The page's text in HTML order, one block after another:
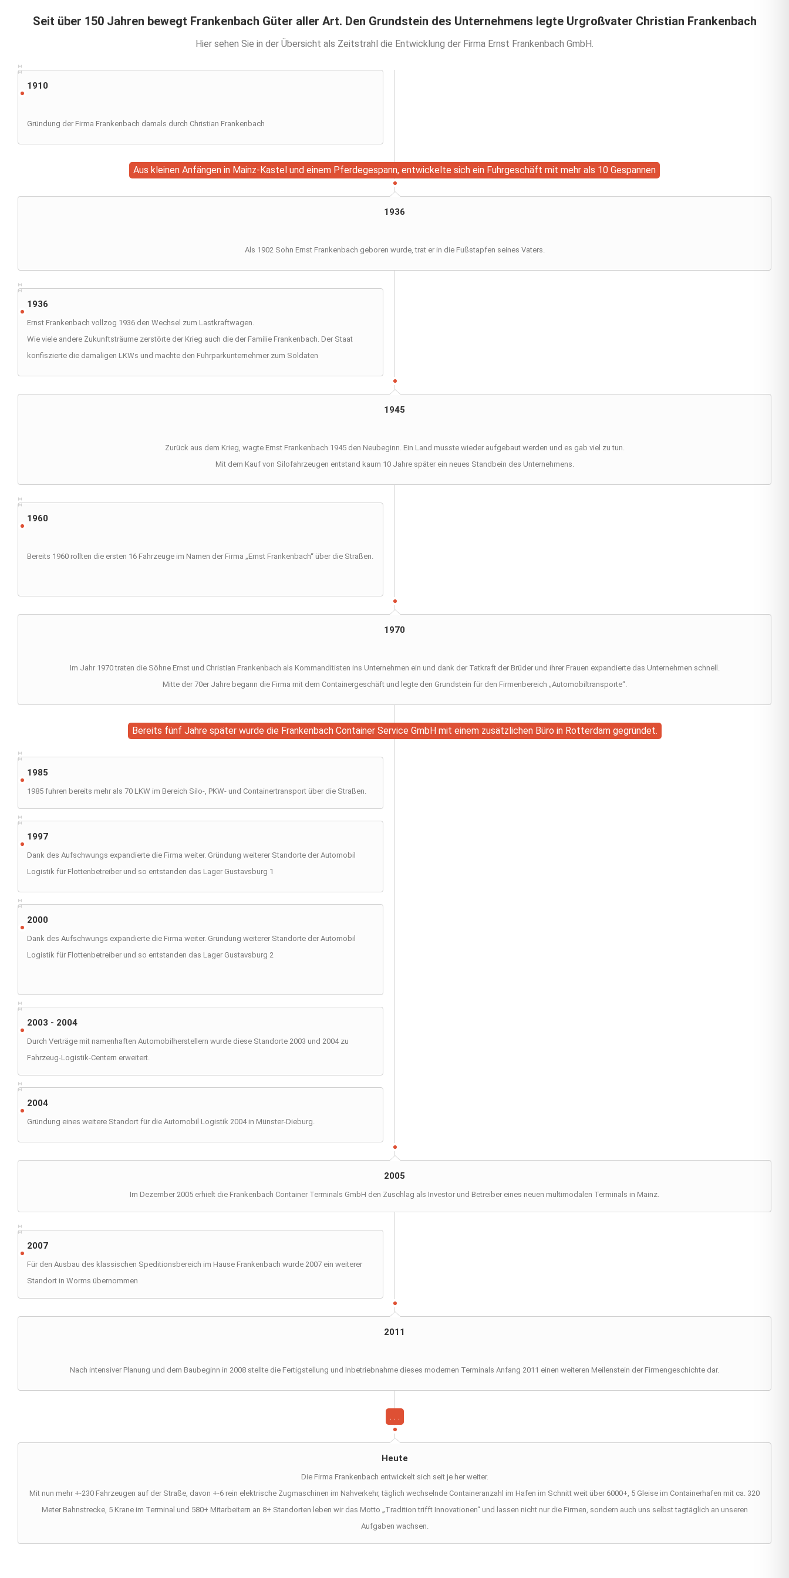
Seit über 150 Jahren bewegt Frankenbach Güter aller Art. Den Grundstein des Unternehmens legte Urgroßvater Christian Frankenbach
Hier sehen Sie in der Übersicht als Zeitstrahl die Entwicklung der Firma Ernst Frankenbach GmbH.
1910
Gründung der Firma Frankenbach damals durch Christian Frankenbach
Aus kleinen Anfängen in Mainz-Kastel und einem Pferdegespann, entwickelte sich ein Fuhrgeschäft mit mehr als 10 Gespannen
1936
Als 1902 Sohn Ernst Frankenbach geboren wurde, trat er in die Fußstapfen seines Vaters.
1936
Ernst Frankenbach vollzog 1936 den Wechsel zum Lastkraftwagen.
Wie viele andere Zukunftsträume zerstörte der Krieg auch die der Familie Frankenbach. Der Staat
konfiszierte die damaligen LKWs und machte den Fuhrparkunternehmer zum Soldaten
1945
Zurück aus dem Krieg, wagte Ernst Frankenbach 1945 den Neubeginn. Ein Land musste wieder aufgebaut werden und es gab viel zu tun.
Mit dem Kauf von Silofahrzeugen entstand kaum 10 Jahre später ein neues Standbein des Unternehmens.
1960
Bereits 1960 rollten die ersten 16 Fahrzeuge im Namen der Firma „Ernst Frankenbach“ über die Straßen.
1970
Im Jahr 1970 traten die Söhne Ernst und Christian Frankenbach als Kommanditisten ins Unternehmen ein und dank der Tatkraft der Brüder und ihrer Frauen expandierte das Unternehmen schnell.
Mitte der 70er Jahre begann die Firma mit dem Containergeschäft und legte den Grundstein für den Firmenbereich „Automobiltransporte“.
Bereits fünf Jahre später wurde die Frankenbach Container Service GmbH mit einem zusätzlichen Büro in Rotterdam gegründet.
1985
1985 fuhren bereits mehr als 70 LKW im Bereich Silo-, PKW- und Containertransport über die Straßen.
1997
Dank des Aufschwungs expandierte die Firma weiter. Gründung weiterer Standorte der Automobil
Logistik für Flottenbetreiber und so entstanden das Lager Gustavsburg 1
2000
Dank des Aufschwungs expandierte die Firma weiter. Gründung weiterer Standorte der Automobil
Logistik für Flottenbetreiber und so entstanden das Lager Gustavsburg 2
2003 - 2004
Durch Verträge mit namenhaften Automobilherstellern wurde diese Standorte 2003 und 2004 zu
Fahrzeug-Logistik-Centern erweitert.
2004
Gründung eines weitere Standort für die Automobil Logistik 2004 in Münster-Dieburg.
2005
Im Dezember 2005 erhielt die Frankenbach Container Terminals GmbH den Zuschlag als Investor und Betreiber eines neuen multimodalen Terminals in Mainz.
2007
Für den Ausbau des klassischen Speditionsbereich im Hause Frankenbach wurde 2007 ein weiterer
Standort in Worms übernommen
2011
Nach intensiver Planung und dem Baubeginn in 2008 stellte die Fertigstellung und Inbetriebnahme dieses modernen Terminals Anfang 2011 einen weiteren Meilenstein der Firmengeschichte dar.
. . .
Heute
Die Firma Frankenbach entwickelt sich seit je her weiter.
Mit nun mehr +-230 Fahrzeugen auf der Straße, davon +-6 rein elektrische Zugmaschinen im Nahverkehr, täglich wechselnde Containeranzahl im Hafen im Schnitt weit über 6000+, 5 Gleise im Containerhafen mit ca. 320
Meter Bahnstrecke, 5 Krane im Terminal und 580+ Mitarbeitern an 8+ Standorten leben wir das Motto „Tradition trifft Innovationen“ und lassen nicht nur die Firmen, sondern auch uns selbst tagtäglich an unseren
Aufgaben wachsen.